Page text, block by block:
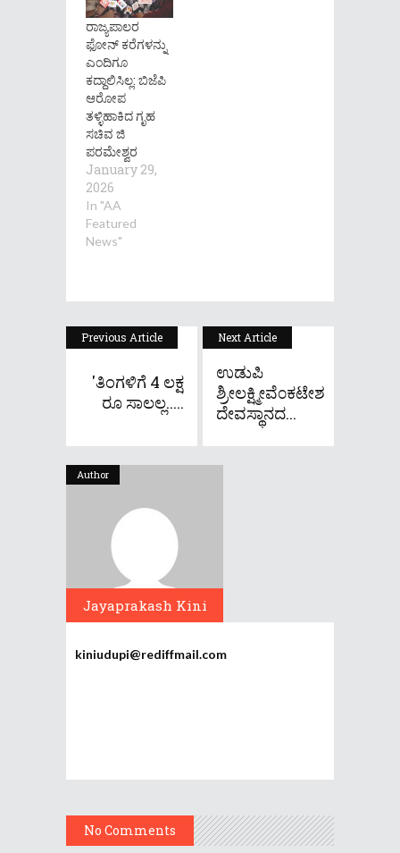
ರಾಜ್ಯಪಾಲರ
ಫೋನ್ ಕರೆಗಳನ್ನು
ಎಂದಿಗೂ
ಕದ್ದಾಲಿಸಿಲ್ಲ: ಬಿಜೆಪಿ
ಆರೋಪ
ತಳ್ಳಿಹಾಕಿದ ಗೃಹ
ಸಚಿವ ಜಿ
ಪರಮೇಶ್ವರ
January 29,
2026
In "AA
Featured
News"
Previous Article
'ತಿಂಗಳಿಗೆ 4 ಲಕ್ಷ
ರೂ ಸಾಲಲ್ಲ.....
Next Article
ಉಡುಪಿ
ಶ್ರೀಲಕ್ಷ್ಮೀವೆ೦ಕಟೇಶ
ದೇವಸ್ಥಾನದ...
Author
Jayaprakash Kini
kiniudupi@rediffmail.com
No Comments